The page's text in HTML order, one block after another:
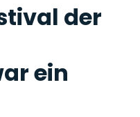
der
ein